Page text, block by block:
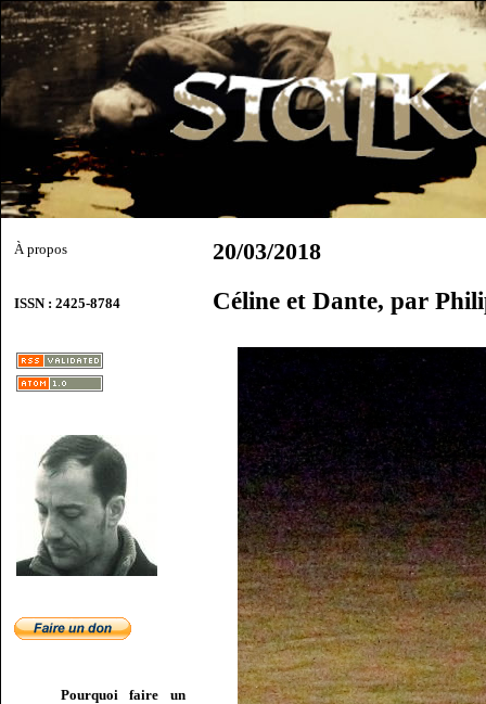
À propos
ISSN : 2425-8784
Pourquoi faire un
20/03/2018
Céline et Dante, par